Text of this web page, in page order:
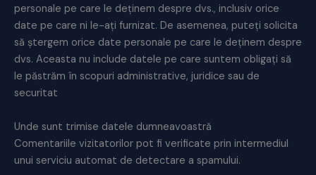
personale pe care le deținem despre dvs., inclusiv orice
date pe care ni le-ați furnizat. De asemenea, puteți solicita
să ștergem orice date personale pe care le deținem despre
dvs. Aceasta nu include datele pe care suntem obligați să
le păstrăm în scopuri administrative, juridice sau de
securitat
Unde sunt trimise datele dumneavoastră
Comentariile vizitatorilor pot fi verificate prin intermediul
unui serviciu automat de detectare a spamului.